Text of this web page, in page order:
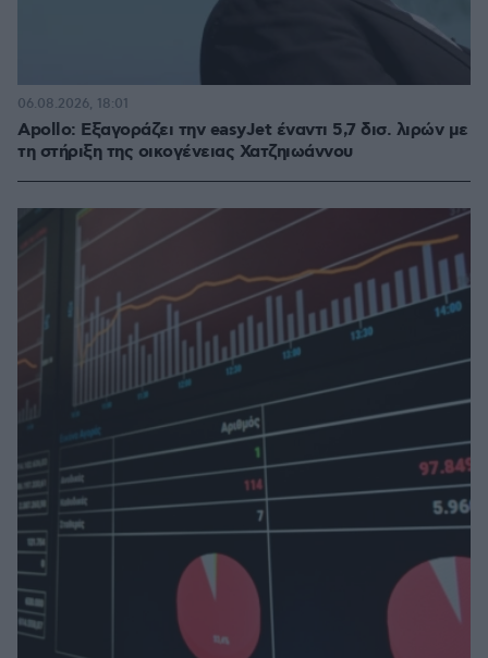
Apollo: Εξαγοράζει την easyJet έναντι 5,7 δισ. λιρών με
τη στήριξη της οικογένειας Χατζηιωάννου
06.08.2026, 18:01